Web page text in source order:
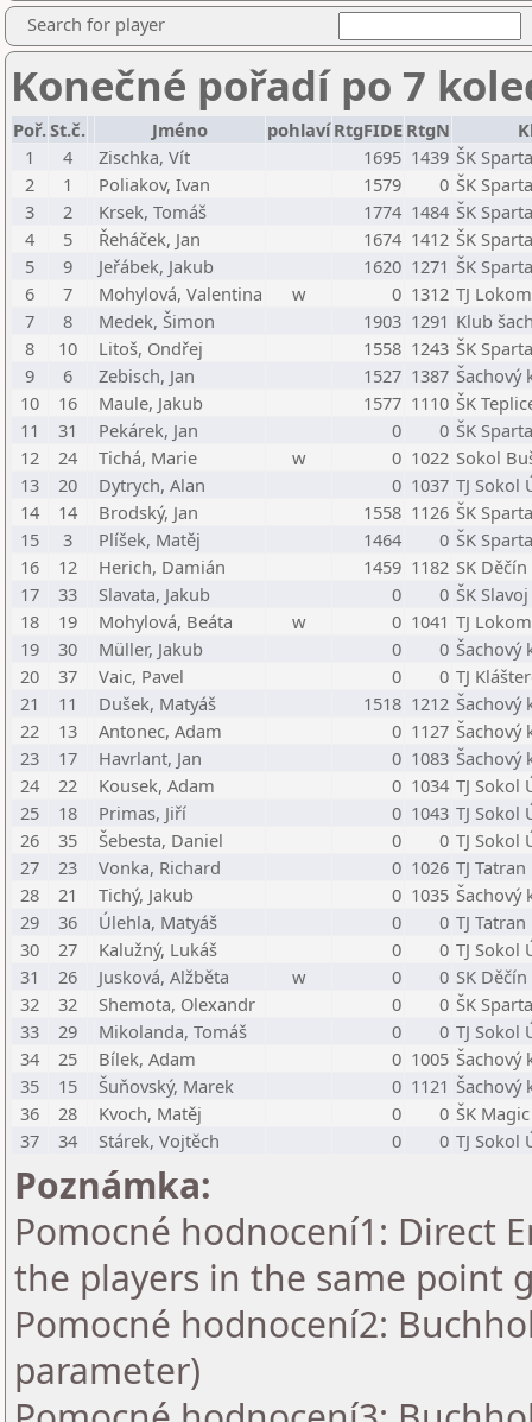
Search for player
Konečné pořadí po 7
Poř.St.č. Jméno pohlaví RtgFIDE RtgN
1
4 Zischka, Vít 1695 1439 ŠK
2
1 Poliakov, Ivan 1579 0 ŠK
3
2 Krsek, Tomáš 1774 1484 ŠK
4
5 Řeháček, Jan 1674 1412 ŠK
5
9 Jeřábek, Jakub 1620 1271 ŠK
6
7 Mohylová, Valentina w 0 1312 TJ
7
8 Medek, Šimon 1903 1291 Klub
8
10 Litoš, Ondřej 1558 1243 ŠK
9
6 Zebisch, Jan 1527 1387 Šachový
10
16 Maule, Jakub 1577 1110 ŠK
11
31 Pekárek, Jan 0 0 ŠK
12
24 Tichá, Marie w 0 1022 Sokol
13
20 Dytrych, Alan 0 1037 TJ Sokol
14
14 Brodský, Jan 1558 1126 ŠK
15
3 Plíšek, Matěj 1464 0 ŠK
16
12 Herich, Damián 1459 1182 SK Děčín
17
33 Slavata, Jakub 0 0 ŠK
18
19 Mohylová, Beáta w 0 1041 TJ
19
30 Müller, Jakub 0 0 Šachový
20
37 Vaic, Pavel 0 0 TJ
21
11 Dušek, Matyáš 1518 1212 Šachový
22
13 Antonec, Adam 0 1127 Šachový
23
17 Havrlant, Jan 0 1083 Šachový
24
22 Kousek, Adam 0 1034 TJ Sokol
25
18 Primas, Jiří 0 1043 TJ Sokol
26
35 Šebesta, Daniel 0 0 TJ Sokol
27
23 Vonka, Richard 0 1026 TJ
28
21 Tichý, Jakub 0 1035 Šachový
29
36 Úlehla, Matyáš 0 0 TJ
30
27 Kalužný, Lukáš 0 0 TJ Sokol
31
26 Jusková, Alžběta w 0 0 SK Děčín
32
32 Shemota, Olexandr 0 0 ŠK
33
29 Mikolanda, Tomáš 0 0 TJ Sokol
34
25 Bílek, Adam 0 1005 Šachový
35
15 Šuňovský, Marek 0 1121 Šachový
36
28 Kvoch, Matěj 0 0 ŠK
37
34 Stárek, Vojtěch 0 0 TJ Sokol
Poznámka:
Pomocné hodnocení1: Direct
the players in the same point
Pomocné hodnocení2:
parameter)